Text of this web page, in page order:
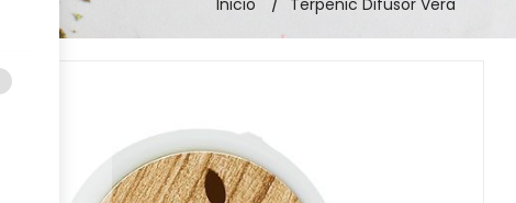
Inicio Terpenic Difusor Vera